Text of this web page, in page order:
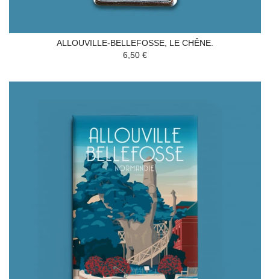
ALLOUVILLE-BELLEFOSSE, LE CHÊNE.
6,50 €